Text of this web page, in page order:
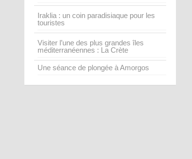
Iraklia : un coin paradisiaque pour les
touristes
Visiter l’une des plus grandes îles
méditerranéennes : La Crète
Une séance de plongée à Amorgos